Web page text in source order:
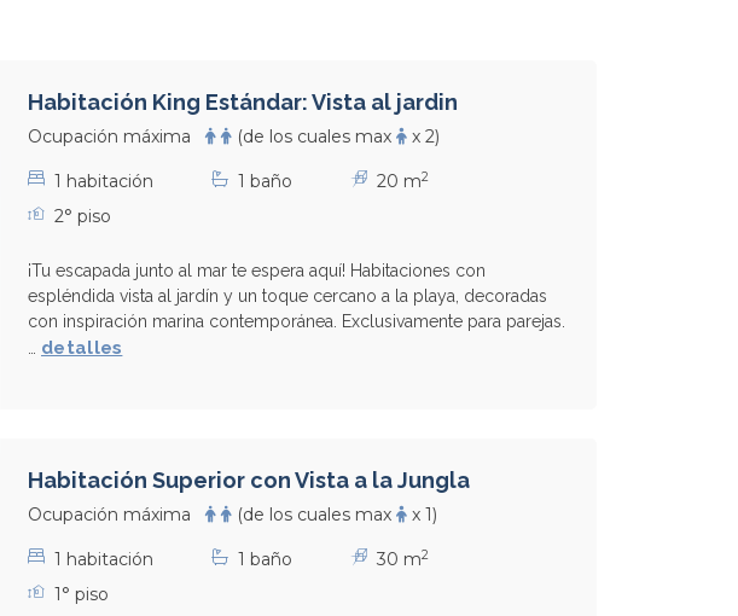
Habitación King Estándar: Vista al jardin
Ocupación máxima (de los cuales max x 2)
1 habitación 1 baño 20 m2
2° piso
¡Tu escapada junto al mar te espera aquí! Habitaciones con
espléndida vista al jardín y un toque cercano a la playa, decoradas
con inspiración marina contemporánea. Exclusivamente para parejas.
detalles
Habitación Superior con Vista a la Jungla
Ocupación máxima (de los cuales max x 1)
1 habitación 1 baño 30 m2
1° piso